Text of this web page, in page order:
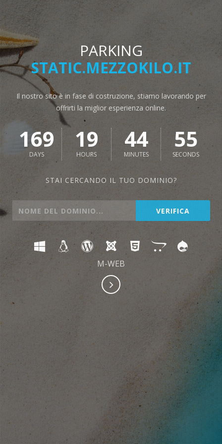
PARKING
STATIC.MEZZOKILO.IT
Il nostro sito è in fase di costruzione, stiamo lavorando per
offrirti la miglior esperienza online.
169
DAYS
19
HOURS
44
MINUTES
55
SECONDS
STAI CERCANDO IL TUO DOMINIO?
M-WEB